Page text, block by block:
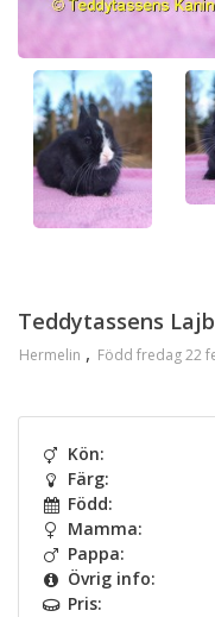
Teddytassens
Hermelin Född fredag 22
Kön:
Färg:
Född:
Mamma:
Pappa:
Övrig info:
Pris: